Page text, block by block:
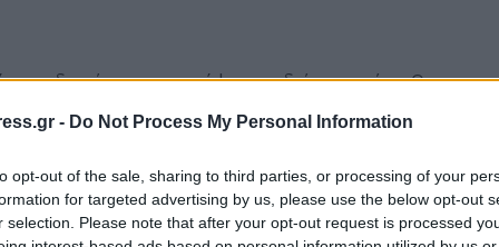
- Do Not Process My Personal Information
opt-out of the sale, sharing to third parties, or processing of your
for targeted advertising by us, please use the below opt-out
selection. Please note that after your opt-out request is processed
μη διστάσετε να τα κόψετε σε διάφορα μήκη. Ο
συνδυάζεται άψογα με έντονα χρώματα όπως το